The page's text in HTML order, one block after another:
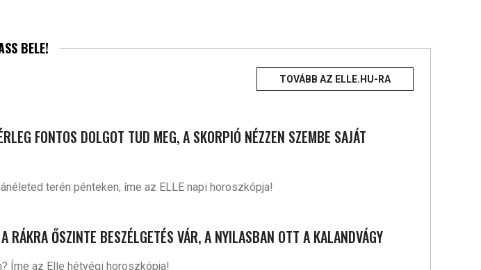
BELE!
TOVÁBB AZ ELLE.HU-RA
FONTOS DOLGOT TUD MEG, A SKORPIÓ NÉZZEN SZEMBE SAJÁT
terén pénteken, íme az ELLE napi horoszkópja!
ŐSZINTE BESZÉLGETÉS VÁR, A NYILASBAN OTT A KALANDVÁGY
Íme az Elle hétvégi horoszkópja!